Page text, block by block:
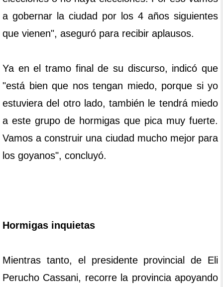
a gobernar la ciudad por los 4 años siguientes
que vienen", aseguró para recibir aplausos.
Ya en el tramo final de su discurso, indicó que
"está bien que nos tengan miedo, porque si yo
estuviera del otro lado, también le tendrá miedo
a este grupo de hormigas que pica muy fuerte.
Vamos a construir una ciudad mucho mejor para
los goyanos", concluyó.
Hormigas inquietas
Mientras tanto, el presidente provincial de Eli
Perucho Cassani, recorre la provincia apoyando